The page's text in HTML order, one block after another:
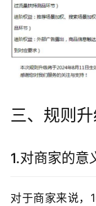
三、规则
1.对商家的意
对于商家来说，